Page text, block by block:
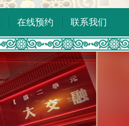
在线预约 联系我们